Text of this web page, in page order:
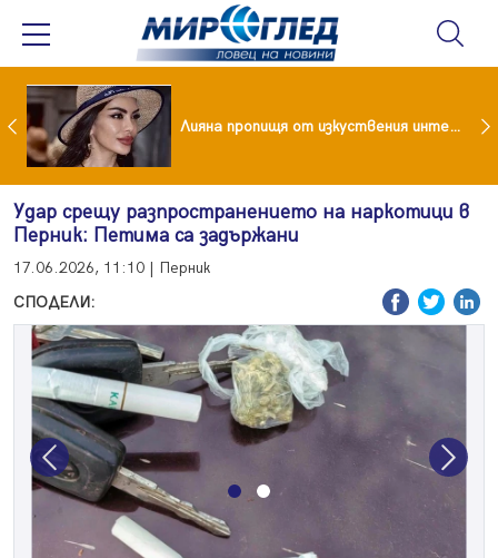
Популярен риалити герой заряза жена си заради друга Лияна пропищя от изкуствения интелект
Удар срещу разпространението на наркотици в
Перник: Петима са задържани
17.06.2026, 11:10 | Перник
СПОДЕЛИ:
Previous Next